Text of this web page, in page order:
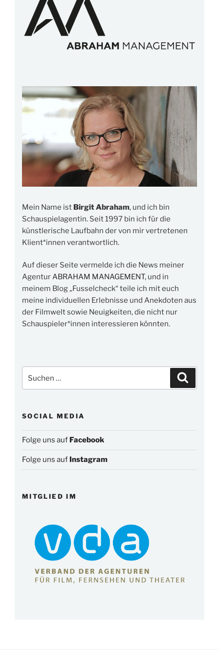
Mein Name ist Birgit Abraham, und ich bin
Schauspielagentin. Seit 1997 bin ich für die
künstlerische Laufbahn der von mir vertretenen
Klient*innen verantwortlich.
Auf dieser Seite vermelde ich die News meiner
AgenturABRAHAM MANAGEMENT, und in
meinem Blog „Fusselcheck“ teile ich mit euch
meine individuellen Erlebnisse und Anekdoten aus
der Filmwelt sowie Neuigkeiten, die nicht nur
Schauspieler*innen interessieren könnten.
nach:
SOCIAL MEDIA
Folge uns auf Facebook
Folge uns auf Instagram
MITGLIED IM